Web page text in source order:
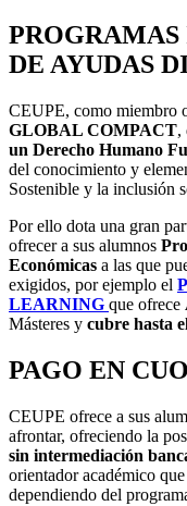
DE AYUDAS
CEUPE, como miembro
GLOBAL COMPACT,
un Derecho Humano
del conocimiento y
Sostenible y la inclusión
Por ello dota una gran
ofrecer a sus alumnos
Económicas a las que
exigidos, por ejemplo el
LEARNING que ofrece
Másteres y cubre hasta
PAGO EN
CEUPE ofrece a sus
afrontar, ofreciendo la
sin intermediación
orientador académico
dependiendo del